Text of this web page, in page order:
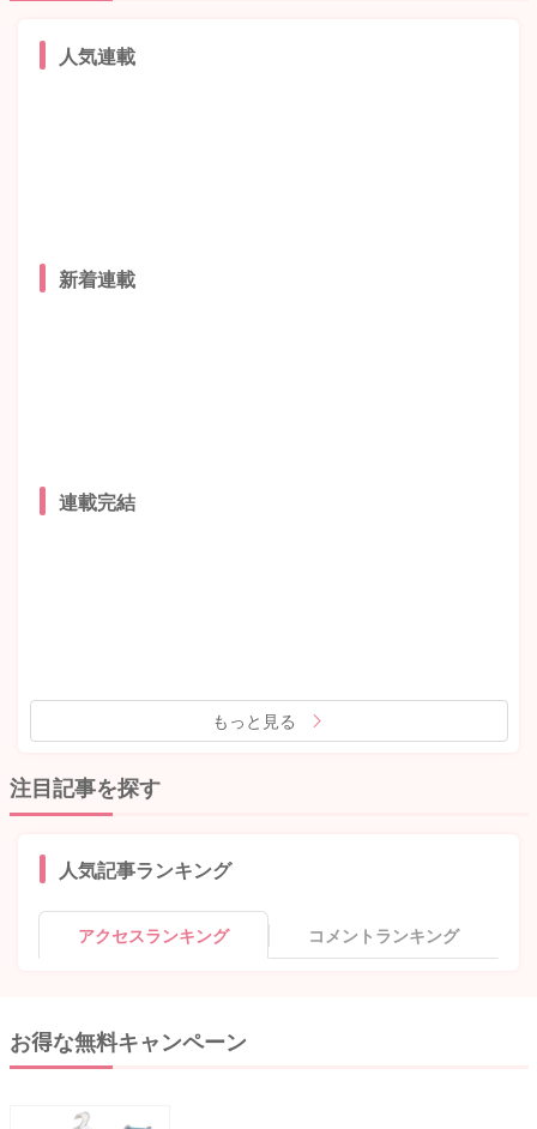
人気連載
新着連載
連載完結
もっと見る
注目記事を探す
人気記事ランキング
アクセスランキング コメントランキング
お得な無料キャンペーン